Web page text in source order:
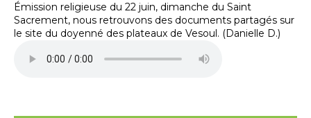
Émission religieuse du 22 juin, dimanche du Saint
Sacrement, nous retrouvons des documents partagés sur
le site du doyenné des plateaux de Vesoul. (Danielle D.)